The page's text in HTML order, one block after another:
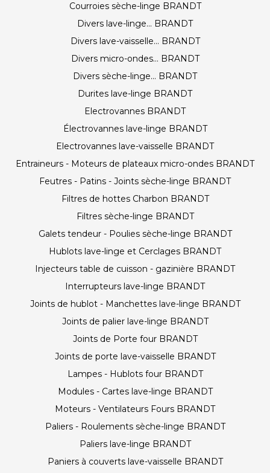
Courroies sèche-linge BRANDT
Divers lave-linge... BRANDT
Divers lave-vaisselle... BRANDT
Divers micro-ondes... BRANDT
Divers sèche-linge... BRANDT
Durites lave-linge BRANDT
Electrovannes BRANDT
Électrovannes lave-linge BRANDT
Electrovannes lave-vaisselle BRANDT
Entraineurs - Moteurs de plateaux micro-ondes BRANDT
Feutres - Patins - Joints sèche-linge BRANDT
Filtres de hottes Charbon BRANDT
Filtres sèche-linge BRANDT
Galets tendeur - Poulies sèche-linge BRANDT
Hublots lave-linge et Cerclages BRANDT
Injecteurs table de cuisson - gazinière BRANDT
Interrupteurs lave-linge BRANDT
Joints de hublot - Manchettes lave-linge BRANDT
Joints de palier lave-linge BRANDT
Joints de Porte four BRANDT
Joints de porte lave-vaisselle BRANDT
Lampes - Hublots four BRANDT
Modules - Cartes lave-linge BRANDT
Moteurs - Ventilateurs Fours BRANDT
Paliers - Roulements sèche-linge BRANDT
Paliers lave-linge BRANDT
Paniers à couverts lave-vaisselle BRANDT